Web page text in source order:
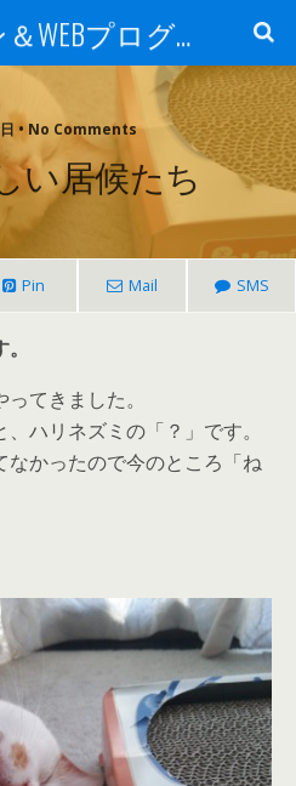
WEBデザイン＆WEBプログラミング -sei2の日記-
• No Comments
い居候たち
Pin Mail SMS
てきました。
ハリネズミの「？」です。
かったので今のところ「ね